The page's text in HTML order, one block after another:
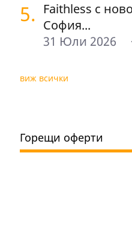
5. Faithless с
София...
31 Юли 2026
виж всички
Горещи оферти